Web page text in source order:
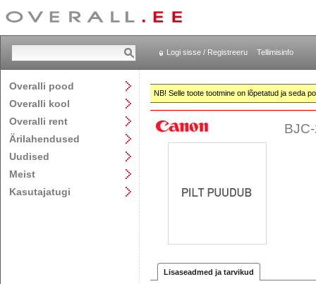
Logi sisse / Registreeru Tellimisinfo
Overalli pood
Overalli kool
Overalli rent
Ärilahendused
Uudised
Meist
Kasutajatugi
NB! Selle toote tootmine on lõpetatud ja seda
Lisaseadmed ja tarvikud